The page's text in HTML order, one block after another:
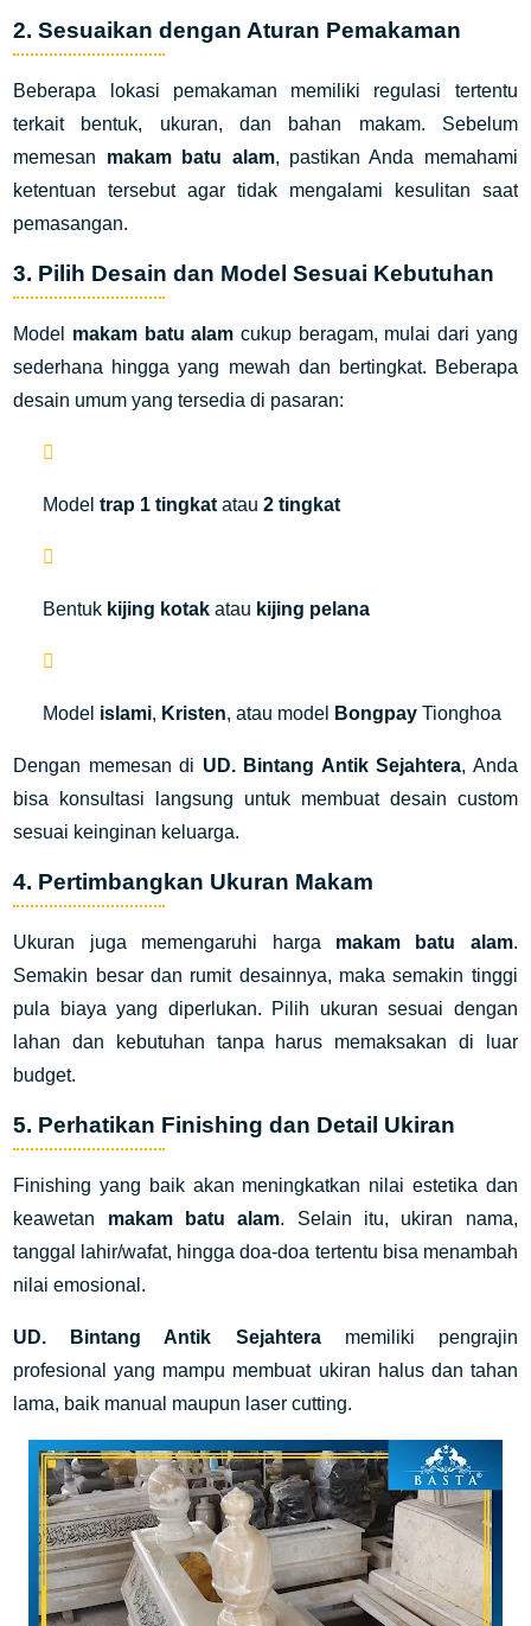
2. Sesuaikan dengan Aturan Pemakaman
Beberapa lokasi pemakaman memiliki regulasi tertentu
terkait bentuk, ukuran, dan bahan makam. Sebelum
memesan makam batu alam, pastikan Anda memahami
ketentuan tersebut agar tidak mengalami kesulitan saat
pemasangan.
3. Pilih Desain dan Model Sesuai Kebutuhan
Model makam batu alam cukup beragam, mulai dari yang
sederhana hingga yang mewah dan bertingkat. Beberapa
desain umum yang tersedia di pasaran:
Modeltrap 1 tingkat atau2 tingkat
Bentuk kijing kotak atau kijing pelana
Model islami, Kristen, atau model Bongpay Tionghoa
Dengan memesan di UD. Bintang Antik Sejahtera, Anda
bisa konsultasi langsung untuk membuat desain custom
sesuai keinginan keluarga.
4. Pertimbangkan Ukuran Makam
Ukuran juga memengaruhi harga makam batu alam.
Semakin besar dan rumit desainnya, maka semakin tinggi
pula biaya yang diperlukan. Pilih ukuran sesuai dengan
lahan dan kebutuhan tanpa harus memaksakan di luar
budget.
5. Perhatikan Finishing dan Detail Ukiran
Finishing yang baik akan meningkatkan nilai estetika dan
keawetan makam batu alam. Selain itu, ukiran nama,
tanggal lahir/wafat, hingga doa-doa tertentu bisa menambah
nilai emosional.
UD. Bintang Antik Sejahteramemiliki pengrajin
profesional yang mampu membuat ukiran halus dan tahan
lama, baik manual maupun laser cutting.